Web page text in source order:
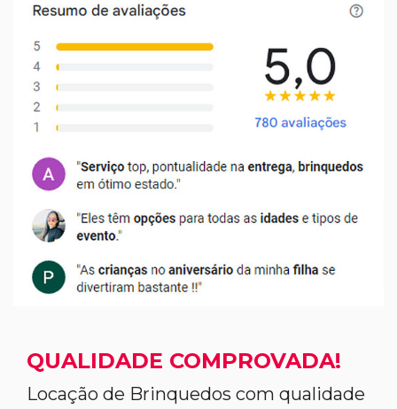
QUALIDADE COMPROVADA!
Locação de Brinquedos com qualidade